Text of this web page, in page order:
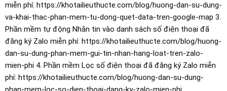
miễn phí: https://khotailieuthucte.com/blog/huong-dan-su-dung-
va-khai-thac-phan-mem-tu-dong-quet-data-tren-google-map 3.
Phần mềm tự động Nhắn tin vào danh sách số điện thoại đã
đăng ký Zalo miễn phí: https://khotailieuthucte.com/blog/huong-
dan-su-dung-phan-mem-gui-tin-nhan-hang-loat-tren-zalo-
mien-phi 4. Phần mềm Lọc số điện thoại đã đăng ký Zalo miễn
phí: https://khotailieuthucte.com/blog/huong-dan-su-dung-